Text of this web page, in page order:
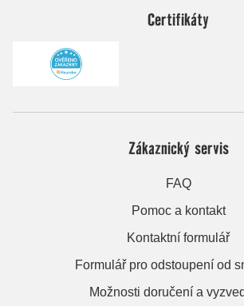
Certifikáty
Zákaznický servis
FAQ
Pomoc a kontakt
Kontaktní formulář
Formulář pro odstoupení od
Možnosti doručení a